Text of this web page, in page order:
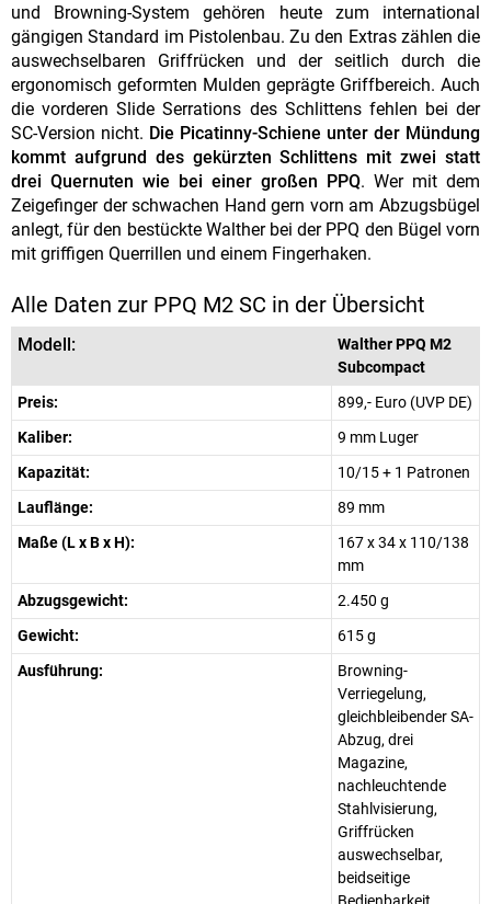
und Browning-System gehören heute zum international
gängigen Standard im Pistolenbau. Zu den Extras zählen die
auswechselbaren Griffrücken und der seitlich durch die
ergonomisch geformten Mulden geprägte Griffbereich. Auch
die vorderen Slide Serrations des Schlittens fehlen bei der
SC-Version nicht. Die Picatinny-Schiene unter der Mündung
kommt aufgrund des gekürzten Schlittens mit zwei statt
drei Quernuten wie bei einer großen PPQ. Wer mit dem
Zeigefinger der schwachen Hand gern vorn am Abzugsbügel
anlegt, für den bestückte Walther bei der PPQ den Bügel vorn
mit griffigen Querrillen und einem Fingerhaken.
Alle Daten zur PPQ M2 SC in der Übersicht
Modell:
Walther PPQ M2
Subcompact
Preis:
899,- Euro (UVP DE)
Kaliber:
9 mm Luger
Kapazität:
10/15 + 1 Patronen
Lauflänge:
89 mm
Maße (L x B x H):
167 x 34 x 110/138
mm
Abzugsgewicht:
2.450 g
Gewicht:
615 g
Ausführung:
Browning-
Verriegelung,
gleichbleibender SA-
Abzug, drei
Magazine,
nachleuchtende
Stahlvisierung,
Griffrücken
auswechselbar,
beidseitige